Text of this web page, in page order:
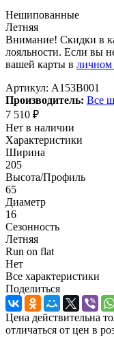
Нешипованные
Летняя
Внимание! Скидки в
лояльности. Если вы
вашей карты в личном
Артикул: A153B001
Производитель: Все
7 510 ₽
Нет в наличии
Характеристики
Ширина
205
Высота/Профиль
65
Диаметр
16
Сезонность
Летняя
Run on flat
Нет
Все характеристики
Поделиться
Цена действительна
отличаться от цен в